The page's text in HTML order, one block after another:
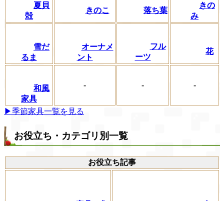
夏貝
殻
きのこ 落ち葉
きの
み
雪だ
るま
オーナメ
ント
フル
ーツ
花
和風
家具
- - -
▶季節家具一覧を見る
お役立ち・カテゴリ別一覧
お役立ち記事